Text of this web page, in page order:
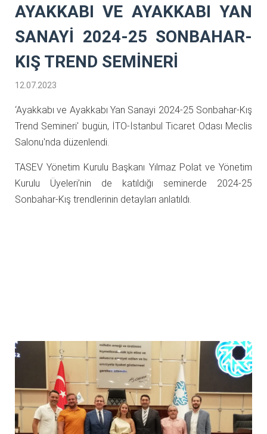
AYAKKABI VE AYAKKABI YAN
SANAYİ 2024-25 SONBAHAR-
KIŞ TREND SEMİNERİ
12.07.2023
‘Ayakkabı ve Ayakkabı Yan Sanayi 2024-25 Sonbahar-Kış
Trend Semineri' bugün, İTO-İstanbul Ticaret Odası Meclis
Salonu'nda düzenlendi.
TASEV Yönetim Kurulu Başkanı Yılmaz Polat ve Yönetim
Kurulu Üyeleri’nin de katıldığı seminerde 2024-25
Sonbahar-Kış trendlerinin detayları anlatıldı.